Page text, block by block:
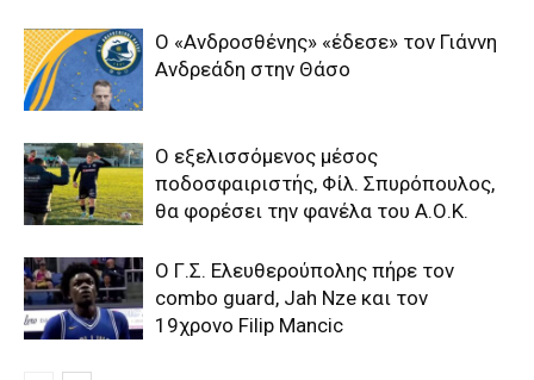
Ο «Ανδροσθένης» «έδεσε» τον Γιάννη
Ανδρεάδη στην Θάσο
Ο εξελισσόμενος μέσος
ποδοσφαιριστής, Φίλ. Σπυρόπουλος,
θα φορέσει την φανέλα του Α.Ο.Κ.
Ο Γ.Σ. Ελευθερούπολης πήρε τον
combo guard, Jah Nze και τον
19χρονο Filip Mancic